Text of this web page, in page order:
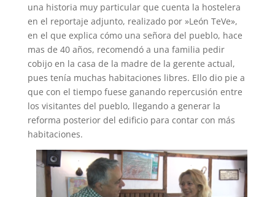
una historia muy particular que cuenta la hostelera
en el reportaje adjunto, realizado por »León TeVe»,
en el que explica cómo una señora del pueblo, hace
mas de 40 años, recomendó a una familia pedir
cobijo en la casa de la madre de la gerente actual,
pues tenía muchas habitaciones libres. Ello dio pie a
que con el tiempo fuese ganando repercusión entre
los visitantes del pueblo, llegando a generar la
reforma posterior del edificio para contar con más
habitaciones.